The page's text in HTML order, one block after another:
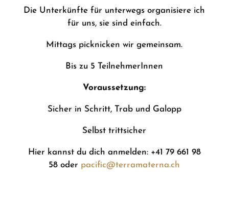
Die Unterkünfte für unterwegs organisiere ich
für uns, sie sind einfach.
Mittags picknicken wir gemeinsam.
Bis zu 5 TeilnehmerInnen
Voraussetzung:
Sicher in Schritt, Trab und Galopp
Selbst trittsicher
Hier kannst du dich anmelden: +41 79 661 98
58 oder pacific@terramaterna.ch